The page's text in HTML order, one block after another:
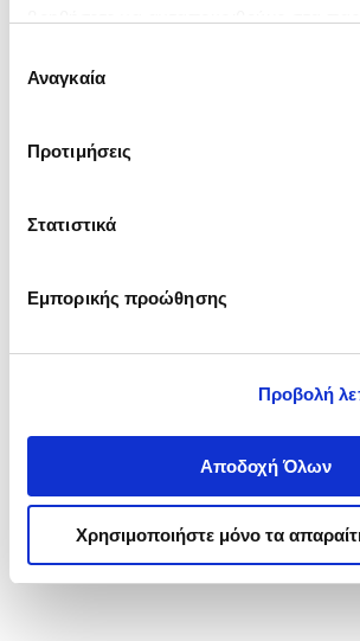
ενδιαφέρουν και να επιλέξετε από τα
΄΄και να
συγκατάθεσης
Αναγκαία
Προτιμήσεις
Στατιστικά
Εμπορικής προώθησης
Προβολή
Αποδοχή Όλων
Χρησιμοποιήστε μόνο τα